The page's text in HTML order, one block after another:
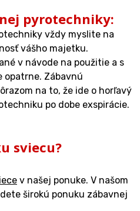
pyrotechniky:
vždy myslite na
vášho majetku.
v návode na použitie a s
Zábavnú
na to, že ide o horľavý
po dobe exspirácie.
sviecu?
v našej ponuke. V našom
širokú ponuku zábavnej